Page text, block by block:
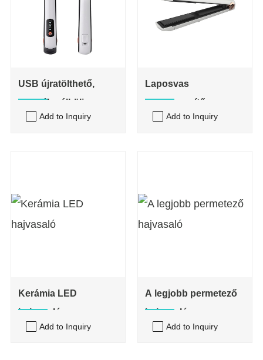
USB újratölthető,
vezeték nélküli
utazási hajvasaló
Add to Inquiry
Laposvas
haegyenesítő
Add to Inquiry
Kerámia LED
hajvasaló
Add to Inquiry
A legjobb permetező
hajvasaló
Add to Inquiry